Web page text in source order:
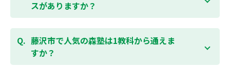
間～5日間の無料体験」授業を受けていただくことが
可能です。個別指導塾 森塾の無料体験については
スがありますか？
個別指導塾 森塾では、小学生・中学生・高校生のコー
スがあり、それぞれ学校のテストの点数アップを目的
としたコースとなっております。その他、小学生用の
英検®対策や、基礎学力を身につけるDOJOなど、オプ
藤沢市で人気の森塾は1教科から通えま
すか？